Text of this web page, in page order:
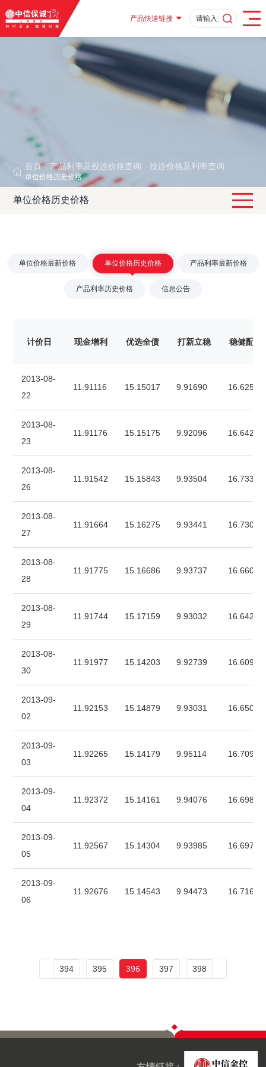
产品快速链接
首页 · 产品利率及投连价格查询 · 投连价格及利率查询 ·
单位价格历史价格
单位价格历史价格
单位价格最新价格 单位价格历史价格 产品利率最新价格
产品利率历史价格 信息公告
计价日 现金增利 优选全债 打新立稳 稳健配置
2013-08-
22
11.91116 15.15017 9.91690 16.62515
2013-08-
23
11.91176 15.15175 9.92096 16.64254
2013-08-
26
11.91542 15.15843 9.93504 16.73319
2013-08-
27
11.91664 15.16275 9.93441 16.73089
2013-08-
28
11.91775 15.16686 9.93737 16.66085
2013-08-
29
11.91744 15.17159 9.93032 16.64280
2013-08-
30
11.91977 15.14203 9.92739 16.60925
2013-09-
02
11.92153 15.14879 9.93031 16.65093
2013-09-
03
11.92265 15.14179 9.95114 16.70920
2013-09-
04
11.92372 15.14161 9.94076 16.69836
2013-09-
05
11.92567 15.14304 9.93985 16.69712
2013-09-
06
11.92676 15.14543 9.94473 16.71611
394 395 396 397 398